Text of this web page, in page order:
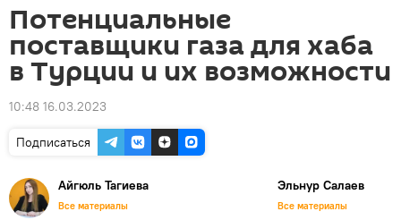
Потенциальные
поставщики газа для хаба
в Турции и их возможности
10:48 16.03.2023
Подписаться
Айгюль Тагиева
Все материалы
Эльнур Салаев
Все материалы